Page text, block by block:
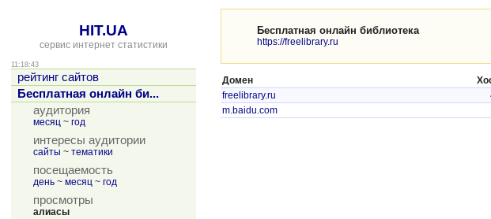
HIT.UA
сервис интернет статистики
11:18:43
рейтинг сайтов
Бесплатная онлайн би...
аудитория
месяц ~ год
интересы аудитории
сайты ~ тематики
посещаемость
день ~ месяц ~ год
просмотры
алиасы
Бесплатная онлайн библиотека
https://freelibrary.ru
Домен
freelibrary.ru
m.baidu.com